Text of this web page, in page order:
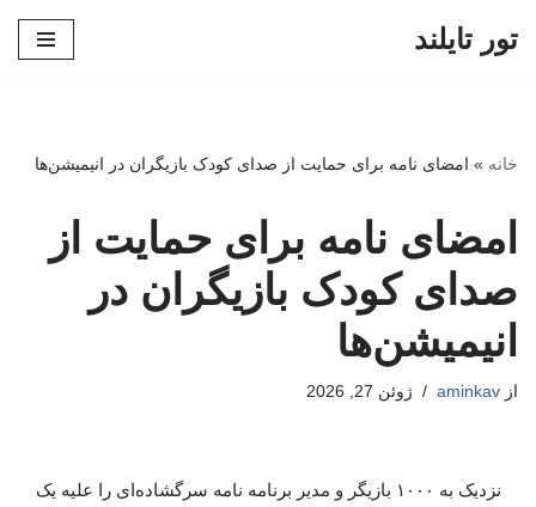
تور تایلند
خانه » امضای نامه برای حمایت از صدای کودک بازیگران در انیمیشن‌ها
امضای نامه برای حمایت از
صدای کودک بازیگران در
انیمیشن‌ها
از aminkav ژوئن 27, 2026
نزدیک به ۱۰۰۰ بازیگر و مدیر برنامه نامه سرگشاده‌ای را علیه یک